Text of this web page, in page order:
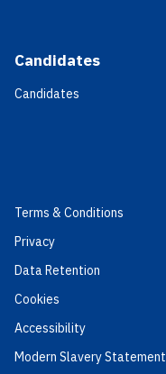
Candidates
Candidates
Terms & Conditions
Privacy
Data Retention
Cookies
Accessibility
Modern Slavery Statement